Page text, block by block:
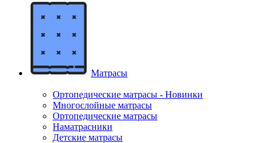
Матрасы
Ортопедические матрасы - Новинки
Многослойные матрасы
Ортопедические матрасы
Наматрасники
Детские матрасы